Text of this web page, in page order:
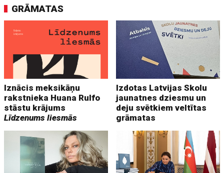
GRĀMATAS
Iznācis meksikāņu
rakstnieka Huana Rulfo
stāstu krājums
Līdzenums liesmās
Izdotas Latvijas Skolu
jaunatnes dziesmu un
deju svētkiem veltītas
grāmatas